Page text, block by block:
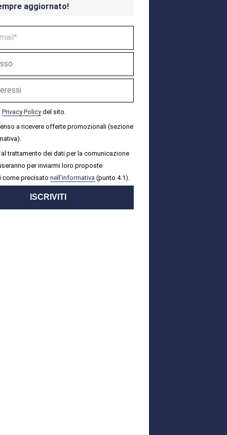
aggiornato!
Privacy Policydel sito.
a ricevere offerte promozionali (sezione
trattamento dei dati per la comunicazione
per inviarmi loro proposte
come precisato nell'informativa (punto 4.1).
ISCRIVITI